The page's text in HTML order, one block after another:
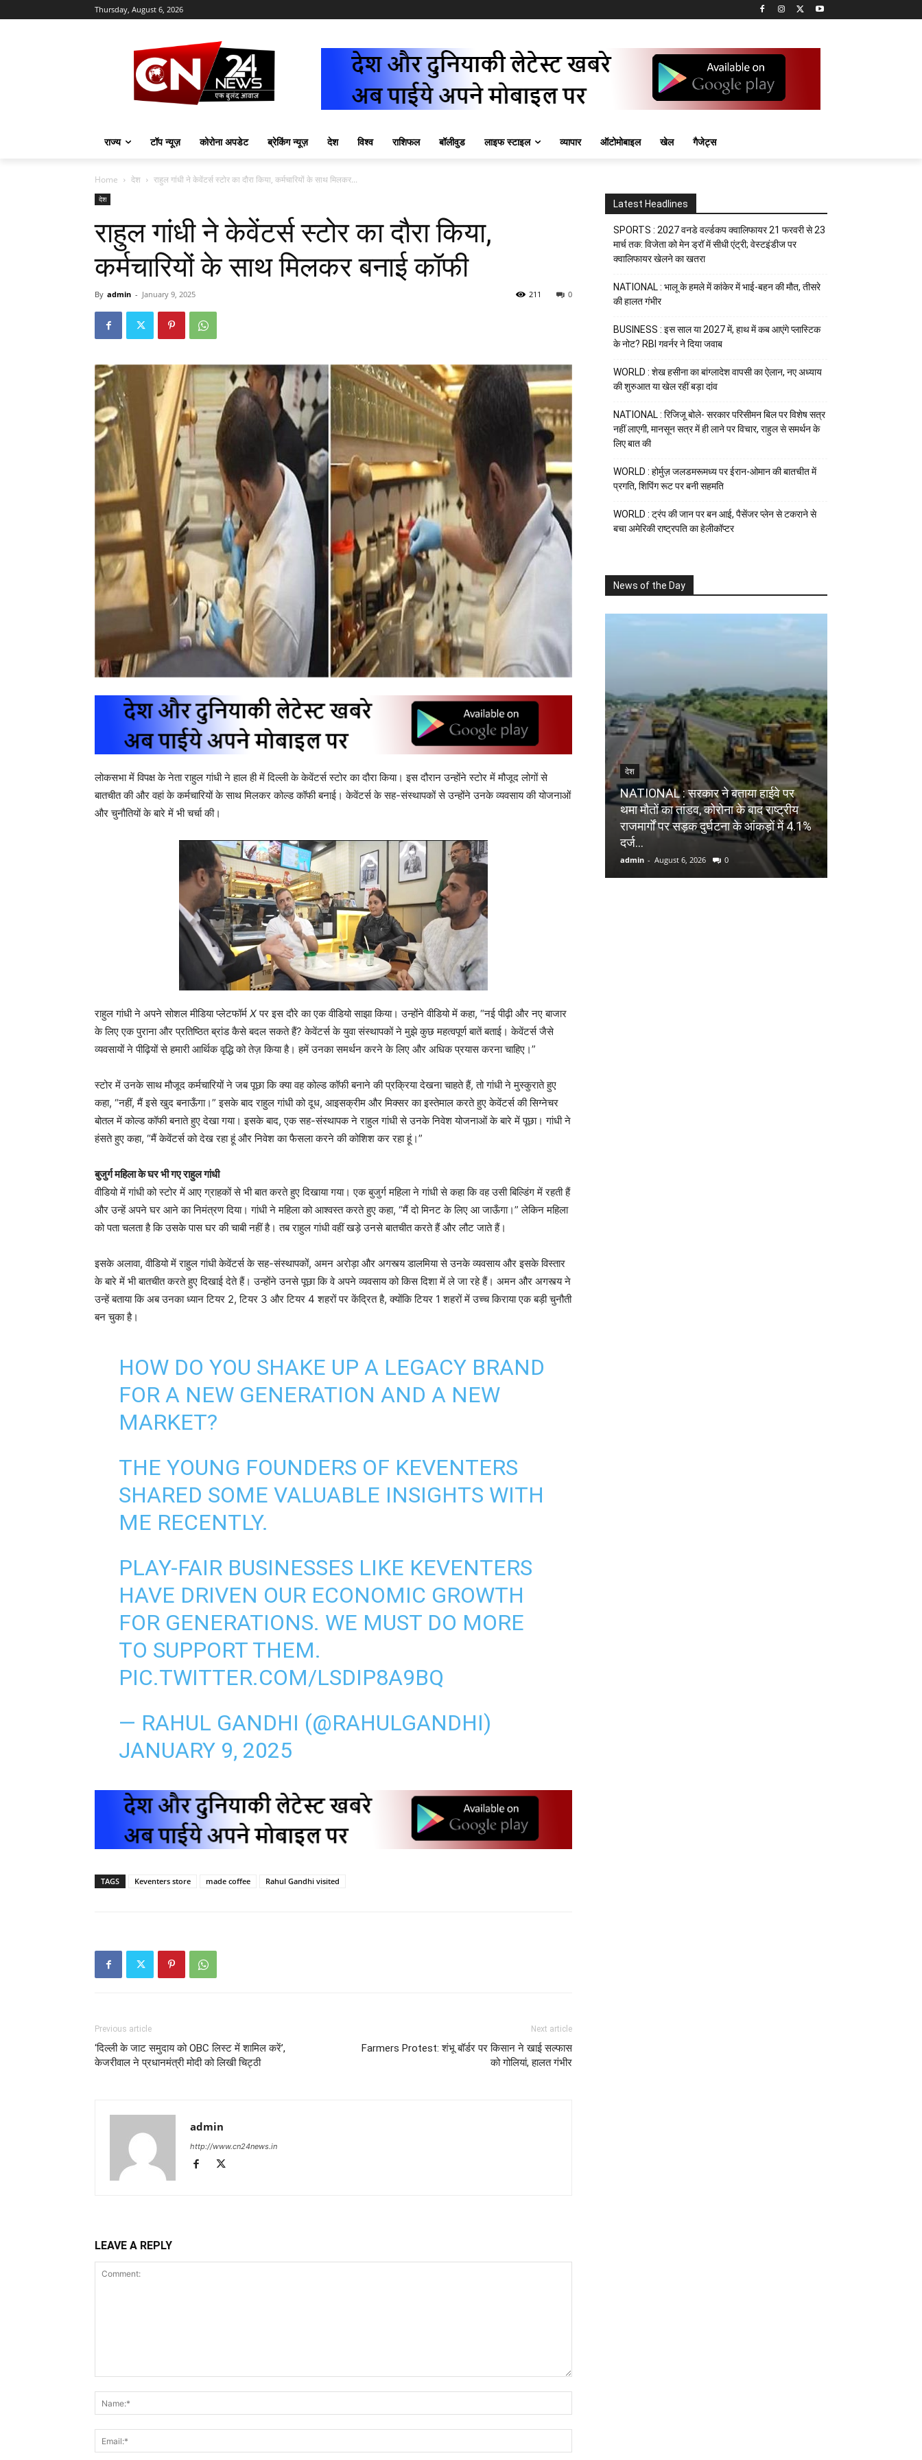
Thursday, August 6, 2026
राज्य टॉप न्यूज़ कोरोना अपडेट ब्रेकिंग न्यूज़ देश विश्व राशिफल बॉलीवुड लाइफ स्टाइल व्यापार ऑटोमोबाइल खेल गैजेट्स
Home देश राहुल गांधी ने केवेंटर्स स्टोर का दौरा किया, कर्मचारियों के साथ मिलकर...
देश
राहुल गांधी ने केवेंटर्स स्टोर का दौरा किया,
कर्मचारियों के साथ मिलकर बनाई कॉफी
By admin - January 9, 2025 0
211
लोकसभा में विपक्ष के नेता राहुल गांधी ने हाल ही में दिल्ली के केवेंटर्स स्टोर का दौरा किया। इस दौरान उन्होंने स्टोर में मौजूद लोगों से
बातचीत की और वहां के कर्मचारियों के साथ मिलकर कोल्ड कॉफी बनाई। केवेंटर्स के सह-संस्थापकों से उन्होंने उनके व्यवसाय की योजनाओं
और चुनौतियों के बारे में भी चर्चा की।
राहुल गांधी ने अपने सोशल मीडिया प्लेटफॉर्म Xपर इस दौरे का एक वीडियो साझा किया। उन्होंने वीडियो में कहा, “नई पीढ़ी और नए बाजार
के लिए एक पुराना और प्रतिष्ठित ब्रांड कैसे बदल सकते हैं? केवेंटर्स के युवा संस्थापकों ने मुझे कुछ महत्वपूर्ण बातें बताई। केवेंटर्स जैसे
व्यवसायों ने पीढ़ियों से हमारी आर्थिक वृद्धि को तेज़ किया है। हमें उनका समर्थन करने के लिए और अधिक प्रयास करना चाहिए।”
स्टोर में उनके साथ मौजूद कर्मचारियों ने जब पूछा कि क्या वह कोल्ड कॉफी बनाने की प्रक्रिया देखना चाहते हैं, तो गांधी ने मुस्कुराते हुए
कहा, “नहीं, मैं इसे खुद बनाऊँगा।” इसके बाद राहुल गांधी को दूध, आइसक्रीम और मिक्सर का इस्तेमाल करते हुए केवेंटर्स की सिग्नेचर
बोतल में कोल्ड कॉफी बनाते हुए देखा गया। इसके बाद, एक सह-संस्थापक ने राहुल गांधी से उनके निवेश योजनाओं के बारे में पूछा। गांधी ने
हंसते हुए कहा, “मैं केवेंटर्स को देख रहा हूं और निवेश का फैसला करने की कोशिश कर रहा हूं।”
बुजुर्ग महिला के घर भी गए राहुल गांधी
वीडियो में गांधी को स्टोर में आए ग्राहकों से भी बात करते हुए दिखाया गया। एक बुजुर्ग महिला ने गांधी से कहा कि वह उसी बिल्डिंग में रहती हैं
और उन्हें अपने घर आने का निमंत्रण दिया। गांधी ने महिला को आश्वस्त करते हुए कहा, “मैं दो मिनट के लिए आ जाऊँगा।” लेकिन महिला
को पता चलता है कि उसके पास घर की चाबी नहीं है। तब राहुल गांधी वहीं खड़े उनसे बातचीत करते हैं और लौट जाते हैं।
इसके अलावा, वीडियो में राहुल गांधी केवेंटर्स के सह-संस्थापकों, अमन अरोड़ा और अगस्त्य डालमिया से उनके व्यवसाय और इसके विस्तार
के बारे में भी बातचीत करते हुए दिखाई देते हैं। उन्होंने उनसे पूछा कि वे अपने व्यवसाय को किस दिशा में ले जा रहे हैं। अमन और अगस्त्य ने
उन्हें बताया कि अब उनका ध्यान टियर 2, टियर 3 और टियर 4 शहरों पर केंद्रित है, क्योंकि टियर 1 शहरों में उच्च किराया एक बड़ी चुनौती
बन चुका है।
HOW DO YOU SHAKE UP A LEGACY BRAND
FOR A NEW GENERATION AND A NEW
MARKET?
THE YOUNG FOUNDERS OF KEVENTERS
SHARED SOME VALUABLE INSIGHTS WITH
ME RECENTLY.
PLAY-FAIR BUSINESSES LIKE KEVENTERS
HAVE DRIVEN OUR ECONOMIC GROWTH
FOR GENERATIONS. WE MUST DO MORE
TO SUPPORT THEM.
PIC.TWITTER.COM/LSDIP8A9BQ
— RAHUL GANDHI (@RAHULGANDHI)
JANUARY 9, 2025
TAGS Keventers store made coffee Rahul Gandhi visited
Previous article
‘दिल्ली के जाट समुदाय को OBC लिस्ट में शामिल करें’,
केजरीवाल ने प्रधानमंत्री मोदी को लिखी चिट्ठी
Next article
Farmers Protest: शंभू बॉर्डर पर किसान ने खाई सल्फास
को गोलियां, हालत गंभीर
admin
http://www.cn24news.in
LEAVE A REPLY
Latest Headlines
SPORTS : 2027 वनडे वर्ल्डकप क्वालिफायर 21 फरवरी से 23
मार्च तक: विजेता को मेन ड्रॉ में सीधी एंट्री; वेस्टइंडीज पर
क्वालिफायर खेलने का खतरा
NATIONAL : भालू के हमले में कांकेर में भाई-बहन की मौत, तीसरे
की हालत गंभीर
BUSINESS : इस साल या 2027 में, हाथ में कब आएंगे प्लास्टिक
के नोट? RBI गवर्नर ने दिया जवाब
WORLD : शेख हसीना का बांग्लादेश वापसी का ऐलान, नए अध्याय
की शुरुआत या खेल रहीं बड़ा दांव
NATIONAL : रिजिजू बोले- सरकार परिसीमन बिल पर विशेष सत्र
नहीं लाएगी, मानसून सत्र में ही लाने पर विचार, राहुल से समर्थन के
लिए बात की
WORLD : होर्मुज़ जलडमरूमध्य पर ईरान-ओमान की बातचीत में
प्रगति, शिपिंग रूट पर बनी सहमति
WORLD : ट्रंप की जान पर बन आई, पैसेंजर प्लेन से टकराने से
बचा अमेरिकी राष्ट्रपति का हेलीकॉप्टर
News of the Day
देश
NATIONAL : सरकार ने बताया हाईवे पर
थमा मौतों का तांडव, कोरोना के बाद राष्ट्रीय
राजमार्गों पर सड़क दुर्घटना के आंकड़ों में 4.1%
दर्ज...
admin - August 6, 2026 0